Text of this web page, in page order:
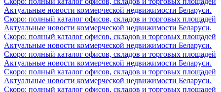
Актуальные новости коммерческой недвижимости Беларуси.
Скоро: полный каталог офисов, складов и торговых площадей
Актуальные новости коммерческой недвижимости Беларуси.
Скоро: полный каталог офисов, складов и торговых площадей
Актуальные новости коммерческой недвижимости Беларуси.
Скоро: полный каталог офисов, складов и торговых площадей
Актуальные новости коммерческой недвижимости Беларуси.
Скоро: полный каталог офисов, складов и торговых площадей
Актуальные новости коммерческой недвижимости Беларуси.
Скоро: полный каталог офисов, складов и торговых площадей